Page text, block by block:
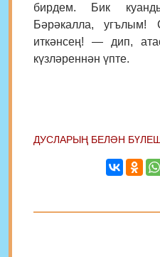
бирдем. Бик
Бәрәкалла,
иткәнсең! — дип,
ДУСЛАРЫҢ БЕЛӘН